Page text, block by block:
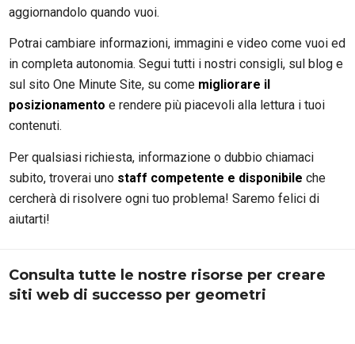
aggiornandolo quando vuoi.
Potrai cambiare informazioni, immagini e video come vuoi ed
in completa autonomia. Segui tutti i nostri consigli, sul blog e
sul sito One Minute Site, su come migliorare il
posizionamento e rendere più piacevoli alla lettura i tuoi
contenuti.
Per qualsiasi richiesta, informazione o dubbio chiamaci
subito, troverai uno staff competente e disponibile che
cercherà di risolvere ogni tuo problema! Saremo felici di
aiutarti!
Consulta tutte le nostre risorse per creare
siti web di successo per geometri